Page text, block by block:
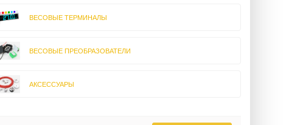
ВЕСОВЫЕ ТЕРМИНАЛЫ
ВЕСОВЫЕ ПРЕОБРАЗОВАТЕЛИ
АКСЕССУАРЫ